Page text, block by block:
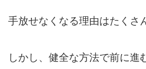
手放せなくなる理由はたくさ
しかし、健全な方法で前に進